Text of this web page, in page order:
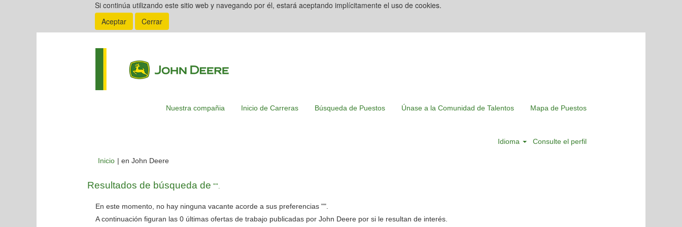
Si continúa utilizando este sitio web y navegando por él, estará aceptando implícitamente el uso de cookies.
Aceptar
Cerrar
Nuestra compañia Inicio de Carreras Búsqueda de Puestos Únase a la Comunidad de Talentos Mapa de Puestos
Idioma Consulte el perfil
Inicio | en John Deere(página
Resultados de búsqueda de "".
En este momento, no hay ninguna vacante acorde a sus preferencias "".
A continuación figuran las 0 últimas ofertas de trabajo publicadas por John Deere por si le resultan de interés.